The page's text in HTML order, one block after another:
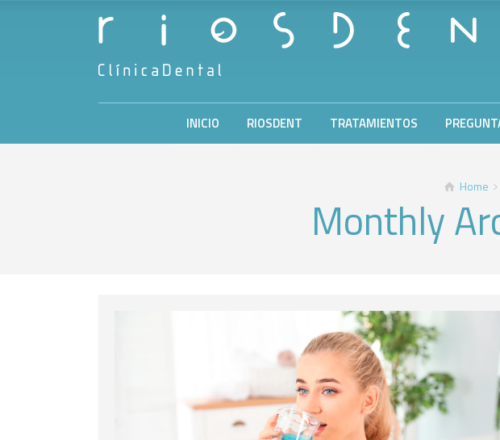
INICIO RIOSDENT TRATAMIENTOS
Home
Monthly